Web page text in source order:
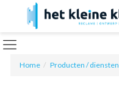
Home Producten / diensten